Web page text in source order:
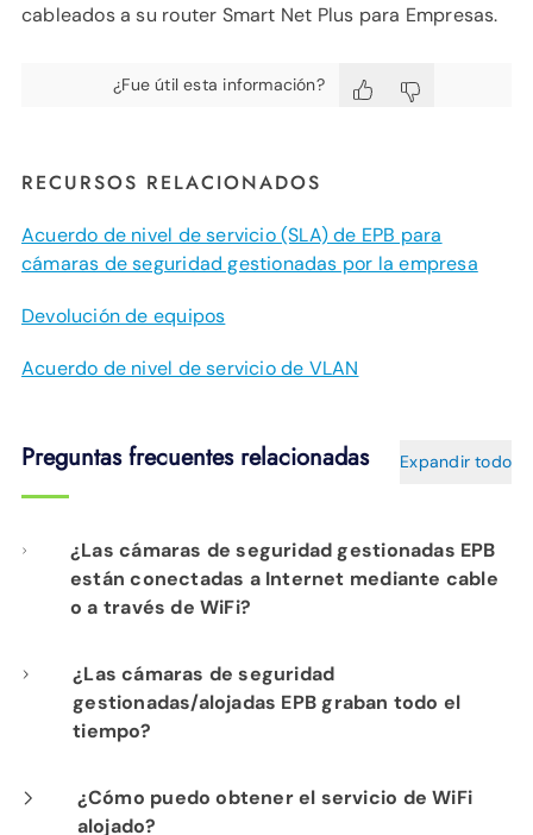
cableados a su router Smart Net Plus para Empresas.
¿Fue útil esta información?
RECURSOS RELACIONADOS
Acuerdo de nivel de servicio (SLA) de EPB para
cámaras de seguridad gestionadas por la empresa
Devolución de equipos
Acuerdo de nivel de servicio de VLAN
Preguntas frecuentes relacionadas Expandir todo
¿Las cámaras de seguridad gestionadas EPB
están conectadas a Internet mediante cable
o a través de WiFi?
Nuestra instalación profesional incluye el
cableado de cada cámara a su
infraestructura de red de fibra para un
¿Las cámaras de seguridad
gestionadas/alojadas EPB graban todo el
tiempo?
Sí. Los productos de seguridad gestionada y
¿Cómo puedo obtener el servicio de WiFi
alojado?